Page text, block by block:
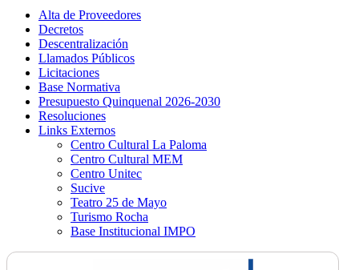
Alta de Proveedores
Decretos
Descentralización
Llamados Públicos
Licitaciones
Base Normativa
Presupuesto Quinquenal 2026-2030
Resoluciones
Links Externos
Centro Cultural La Paloma
Centro Cultural MEM
Centro Unitec
Sucive
Teatro 25 de Mayo
Turismo Rocha
Base Institucional IMPO